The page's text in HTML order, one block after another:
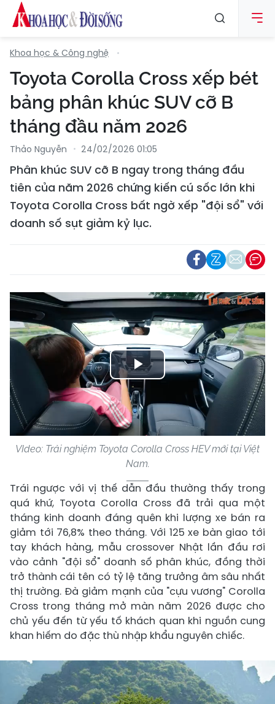
Khoa học & Công nghệ
Toyota Corolla Cross xếp bét
bảng phân khúc SUV cỡ B
tháng đầu năm 2026
Thảo Nguyễn 24/02/2026 01:05
Phân khúc SUV cỡ B ngay trong tháng đầu
tiên của năm 2026 chứng kiến cú sốc lớn khi
Toyota Corolla Cross bất ngờ xếp "đội sổ" với
doanh số sụt giảm kỷ lục.
Play
Video
VIdeo: Trải nghiệm Toyota Corolla Cross HEV mới tại Việt
Nam.
Trái ngược với vị thế dẫn đầu thường thấy trong
quá khứ, Toyota Corolla Cross đã trải qua một
tháng kinh doanh đáng quên khi lượng xe bán ra
giảm tới 76,8% theo tháng. Với 125 xe bàn giao tới
tay khách hàng, mẫu crossover Nhật lần đầu rơi
vào cảnh "đội sổ" doanh số phân khúc, đồng thời
trở thành cái tên có tỷ lệ tăng trưởng âm sâu nhất
thị trường. Đà giảm mạnh của "cựu vương" Corolla
Cross trong tháng mở màn năm 2026 được cho
chủ yếu đến từ yếu tố khách quan khi nguồn cung
khan hiếm do đặc thù nhập khẩu nguyên chiếc.